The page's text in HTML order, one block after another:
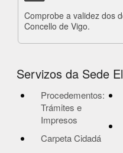
Comprobe a validez dos
Concello de Vigo.
Servizos da Sede
Procedementos:
Trámites e
Impresos
Carpeta Cidadá